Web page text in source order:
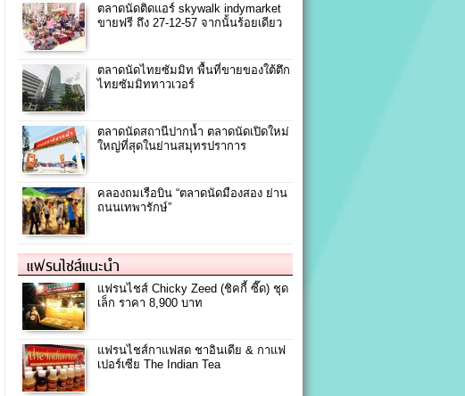
ตลาดนัดติดแอร์ skywalk indymarket
ขายฟรี ถึง 27-12-57 จากนั้นร้อยเดียว
ตลาดนัดไทยซัมมิท พื้นที่ขายของใต้ตึก
ไทยซัมมิททาวเวอร์
ตลาดนัดสถานีปากน้ำ ตลาดนัดเปิดใหม่
ใหญ่ที่สุดในย่านสมุทรปราการ
คลองถมเรือบิน “ตลาดนัดมืองสอง ย่าน
ถนนเทพารักษ์”
แฟรนไชส์แนะนำ
แฟรนไชส์ Chicky Zeed (ชิคกี้ ซี๊ด) ชุด
เล็ก ราคา 8,900 บาท
แฟรนไชส์กาแฟสด ชาอินเดีย & กาแฟ
เปอร์เซีย The Indian Tea